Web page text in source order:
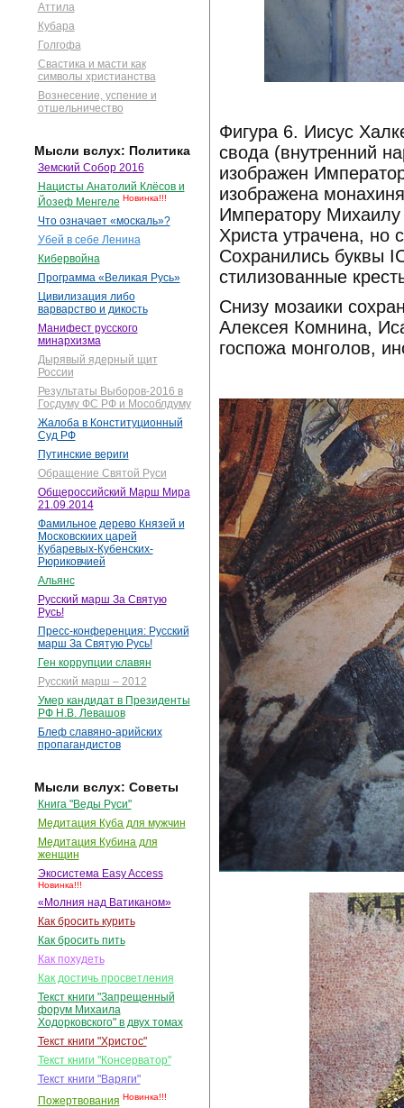
Аттила
Кубара
Голгофа
Свастика и масти как
символы христианства
Вознесение, успение и
отшельничество
Мысли вслух: Политика
Земский Собор 2016
Нацисты Анатолий Клёсов и
Йозеф Менгеле Новинка!!!
Что означает «москаль»?
Убей в себе Ленина
Кибервойна
Программа «Великая Русь»
Цивилизация либо
варварство и дикость
Манифест русского
минархизма
Дырявый ядерный щит
России
Результаты Выборов-2016 в
Госдуму ФС РФ и Мособлдуму
Жалоба в Конституционный
Суд РФ
Путинские вериги
Обращение Святой Руси
Общероссийский Марш Мира
21.09.2014
Фамильное дерево Князей и
Московскиих царей
Кубаревых-Кубенских-
Рюриковчией
Альянс
Русский марш За Святую
Русь!
Пресс-конференция: Русский
марш За Святую Русь!
Ген коррупции славян
Русский марш – 2012
Умер кандидат в Президенты
РФ Н.В. Левашов
Блеф славяно-арийских
пропагандистов
Мысли вслух: Советы
Книга "Веды Руси"
Медитация Куба для мужчин
Медитация Кубина для
женщин
Экосистема Easy Access
Новинка!!!
«Молния над Ватиканом»
Как бросить курить
Как бросить пить
Как похудеть
Как достичь просветления
Текст книги "Запрещенный
форум Михаила
Ходорковского" в двух томах
Текст книги "Христос"
Текст книги "Консерватор"
Текст книги "Варяги"
Пожертвования Новинка!!!
Фигура 6. Иисус
свода (внутренний
изображен
изображена
Императору Михаилу
Христа утрачена, но
Сохранились буквы
стилизованные
Снизу мозаики
Алексея Комнина,
госпожа монголов,